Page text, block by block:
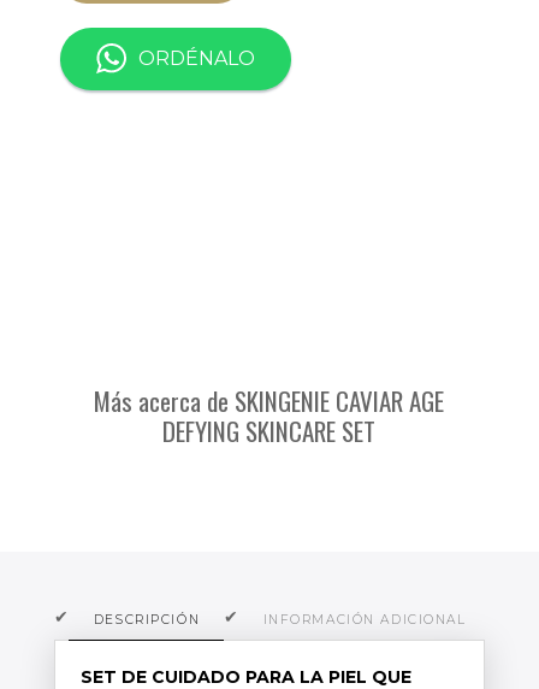
SET
quantity
ORDÉNALO
Más acerca de SKINGENIE CAVIAR AGE
DEFYING SKINCARE SET
DESCRIPCIÓN INFORMACIÓN ADICIONAL
SET DE CUIDADO PARA LA PIEL QUE